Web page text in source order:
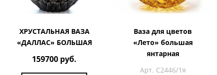
ХРУСТАЛЬНАЯ ВАЗА
«ДАЛЛАС» БОЛЬШАЯ
159700 руб.
Ваза для цветов
«Лето» большая
янтарная
Арт. С2446/1я